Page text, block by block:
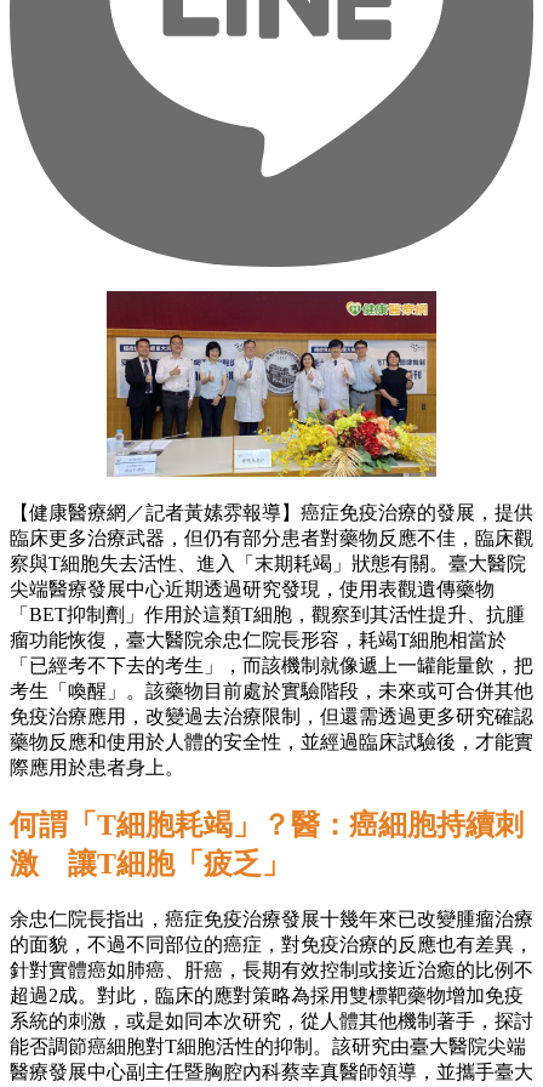
【健康醫療網／記者黃嫊雰報導】癌症免疫治療的發展，提供
臨床更多治療武器，但仍有部分患者對藥物反應不佳，臨床觀
察與T細胞失去活性、進入「末期耗竭」狀態有關。臺大醫院
尖端醫療發展中心近期透過研究發現，使用表觀遺傳藥物
「BET抑制劑」作用於這類T細胞，觀察到其活性提升、抗腫
瘤功能恢復，臺大醫院余忠仁院長形容，耗竭T細胞相當於
「已經考不下去的考生」，而該機制就像遞上一罐能量飲，把
考生「喚醒」。該藥物目前處於實驗階段，未來或可合併其他
免疫治療應用，改變過去治療限制，但還需透過更多研究確認
藥物反應和使用於人體的安全性，並經過臨床試驗後，才能實
際應用於患者身上。
何謂「T細胞耗竭」？醫：癌細胞持續刺
激 讓T細胞「疲乏」
余忠仁院長指出，癌症免疫治療發展十幾年來已改變腫瘤治療
的面貌，不過不同部位的癌症，對免疫治療的反應也有差異，
針對實體癌如肺癌、肝癌，長期有效控制或接近治癒的比例不
超過2成。對此，臨床的應對策略為採用雙標靶藥物增加免疫
系統的刺激，或是如同本次研究，從人體其他機制著手，探討
能否調節癌細胞對T細胞活性的抑制。該研究由臺大醫院尖端
醫療發展中心副主任暨胸腔內科蔡幸真醫師領導，並攜手臺大